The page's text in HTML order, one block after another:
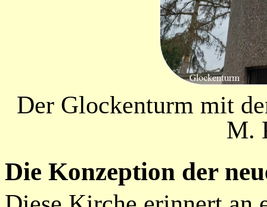
Der Glockenturm mit
M.
Die Konzeption der